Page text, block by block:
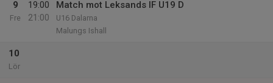
9
Fre
19:00
21:00
Match mot Leksands IF U19 D
U16 Dalarna
Malungs Ishall
10
Lör